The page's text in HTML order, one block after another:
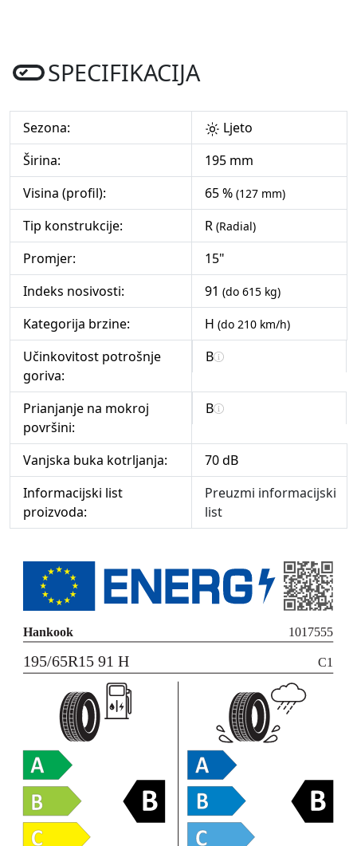
SPECIFIKACIJA
Sezona:
Ljeto
Širina:
195 mm
Visina (profil):
65 % (127 mm)
Tip konstrukcije: R (Radial)
Promjer:
15"
Indeks nosivosti:
91 (do 615 kg)
Kategorija brzine: H (do 210 km/h)
Učinkovitost potrošnje
goriva:
B
Prianjanje na mokroj
površini:
B
Vanjska buka kotrljanja:
70 dB
Informacijski list
proizvoda:
Preuzmi informacijski
list